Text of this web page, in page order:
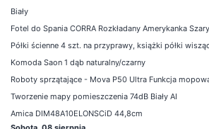
Biały
Fotel do Spania CORRA Rozkładany Amerykanka
Półki ścienne 4 szt. na przyprawy, książki półki
Komoda Saon 1 dąb naturalny/czarny
Roboty sprzątające - Mova P50 Ultra Funkcja
Tworzenie mapy pomieszczenia 74dB Biały AI
Amica DIM48A10ELONSCiD 44,8cm